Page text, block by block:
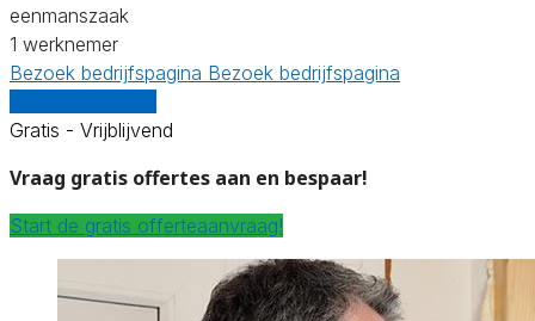
eenmanszaak
1 werknemer
Bezoek bedrijfspagina Bezoek bedrijfspagina
Gratis - Vrijblijvend
Vraag gratis offertes aan en bespaar!
Start de gratis offerteaanvraag!